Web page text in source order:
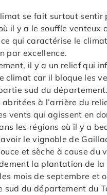
se fait surtout sentir
il y a le souffle venteux
ce qui caractérise le
par excellence.
il y a un relief qui
climat car il bloque les
sud du
à l’arrière du
vents qui agissent en
les régions où il y a
le vignoble de
et sèche à cause du
la plantation de la
mois de septembre et
sud du département du